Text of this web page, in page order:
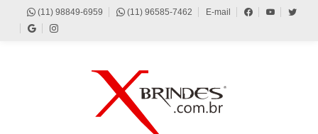
(11) 98849-6959 (11) 96585-7462 E-mail